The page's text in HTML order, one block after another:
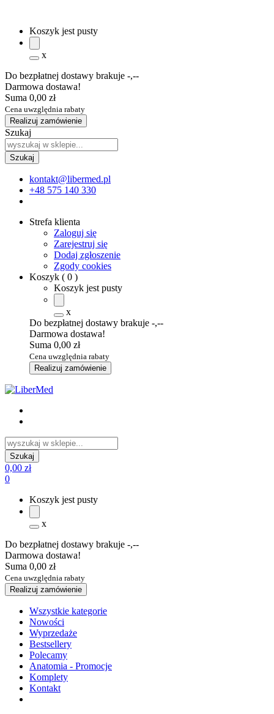
Koszyk jest pusty
x
Do bezpłatnej dostawy brakuje -,--
Darmowa dostawa!
Suma 0,00 zł
Cena uwzględnia rabaty
Realizuj zamówienie
Szukaj
kontakt@libermed.pl
+48 575 140 330
Strefa klienta
Zaloguj się
Zarejestruj się
Dodaj zgłoszenie
Zgody cookies
Koszyk ( 0 )
Koszyk jest pusty
x
Do bezpłatnej dostawy brakuje -,--
Darmowa dostawa!
Suma 0,00 zł
Cena uwzględnia rabaty
Realizuj zamówienie
0,00 zł
0
Koszyk jest pusty
x
Do bezpłatnej dostawy brakuje -,--
Darmowa dostawa!
Suma 0,00 zł
Cena uwzględnia rabaty
Realizuj zamówienie
Wszystkie kategorie
Nowości
Wyprzedaże
Bestsellery
Polecamy
Anatomia - Promocje
Komplety
Kontakt